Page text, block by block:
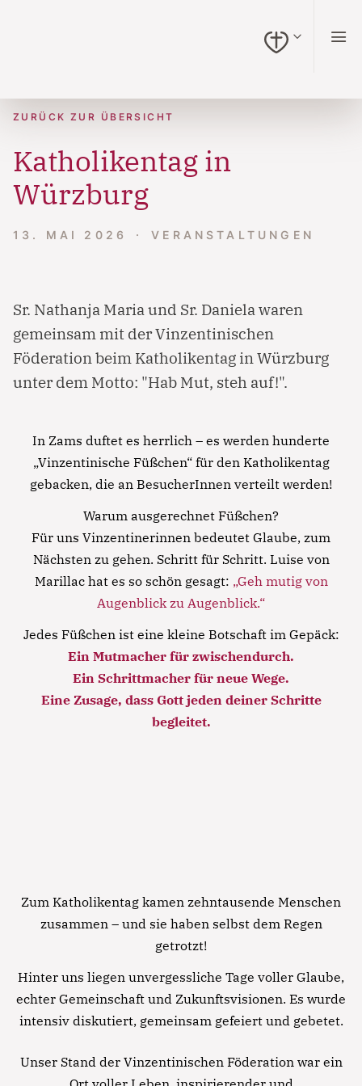
ZURÜCK ZUR ÜBERSICHT
Katholikentag in
Würzburg
13. MAI 2026 VERANSTALTUNGEN
Sr. Nathanja Maria und Sr. Daniela waren
gemeinsam mit der Vinzentinischen
Föderation beim Katholikentag in Würzburg
unter dem Motto: "Hab Mut, steh auf!".
In Zams duftet es herrlich – es werden hunderte
„Vinzentinische Füßchen“ für den Katholikentag
gebacken, die an BesucherInnen verteilt werden!
Warum ausgerechnet Füßchen?
Für uns Vinzentinerinnen bedeutet Glaube, zum
Nächsten zu gehen. Schritt für Schritt. Luise von
Marillac hat es so schön gesagt: „Geh mutig von
Augenblick zu Augenblick.“
Jedes Füßchen ist eine kleine Botschaft im Gepäck:
Ein Mutmacher für zwischendurch.
Ein Schrittmacher für neue Wege.
Eine Zusage, dass Gott jeden deiner Schritte
begleitet.
Zum Katholikentag kamen zehntausende Menschen
zusammen – und sie haben selbst dem Regen
getrotzt!
Hinter uns liegen unvergessliche Tage voller Glaube,
echter Gemeinschaft und Zukunftsvisionen. Es wurde
intensiv diskutiert, gemeinsam gefeiert und gebetet.
Unser Stand der Vinzentinischen Föderation war ein
Notfall
Lorem ipsum dolor sit amet, consectetur